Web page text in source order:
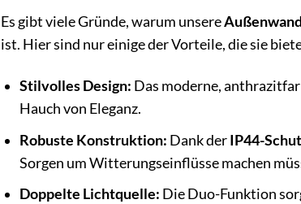
Es gibt viele Gründe, warum unsere
ist. Hier sind nur einige der Vorteile, die sie
Stilvolles Design: Das moderne,
Hauch von Eleganz.
Robuste Konstruktion: Dank derIP44-
Sorgen um Witterungseinflüsse machen
Doppelte Lichtquelle: Die Duo-Funktion